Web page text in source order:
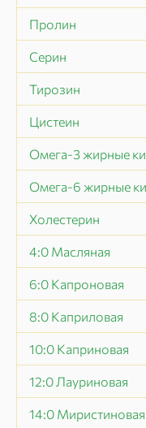
Пролин
Серин
Тирозин
Цистеин
Омега-3 жирные
Омега-6 жирные
Холестерин
4:0 Масляная
6:0 Капроновая
8:0 Каприловая
10:0 Каприновая
12:0 Лауриновая
14:0 Миристиновая